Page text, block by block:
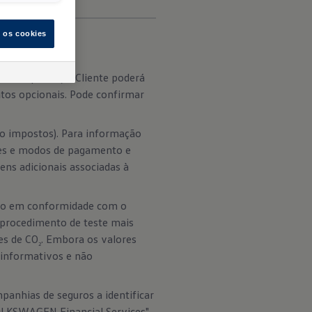
o Cliente poderá
opcionais. Pode confirmar
impostos). Para informação
e modos de pagamento e
adicionais associadas à
em conformidade com o
de teste mais
de CO 2. Embora os valores
e não
de seguros a identificar
os cookies